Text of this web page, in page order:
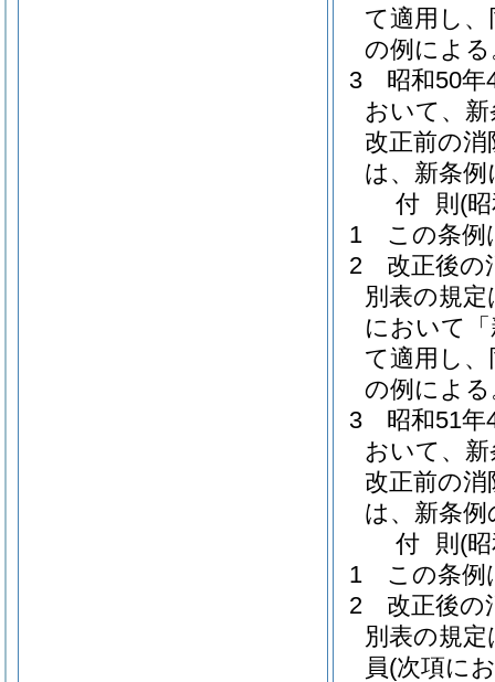
て適用し
の例による
3
昭和50
おいて、
改正前の
は、新条
付 則 (
1
この条例
2
改正後の
別表の規
において
て適用し
の例による
3
昭和51
おいて、
改正前の
は、新条
付 則 (
1
この条例
2
改正後の
別表の規
員(次項に